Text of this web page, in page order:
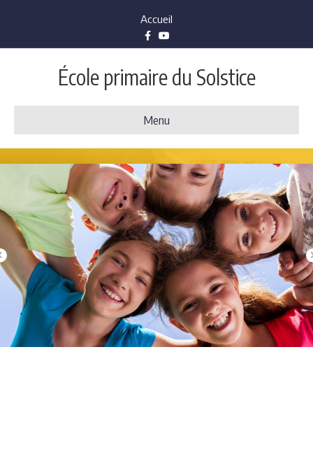
Accueil
Facebook
Youtube
École primaire du Solstice
Menu